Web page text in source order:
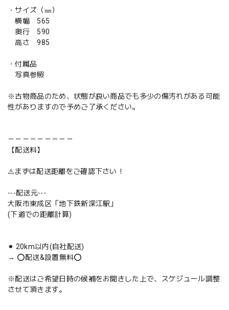
・サイズ（㎜）
横幅 565
奥行 590
高さ 985
・付属品
写真参照
※古物商品のため、状態が良い商品でも多少の傷汚れがある可能
性がありますので予めご了承ください。
－－－－－－－－－
【配送料】
⚠️まずは配送距離をご確認下さい！
---配送元---
大阪市東成区「地下鉄新深江駅」
(下道での距離計算)
⚫︎ 20km以内(自社配送)
→ ⭕️配送&設置無料⭕️
※配送はご希望日時の候補をお聞きした上で、スケジュール調整
させて頂きます。